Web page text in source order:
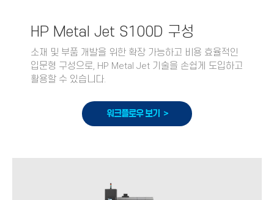
HP Metal Jet S100D 구성
소재 및 부품 개발을 위한 확장 가능하고 비용 효율적인
입문형 구성으로, HP Metal Jet 기술을 손쉽게 도입하고
활용할 수 있습니다.
워크플로우 보기 >